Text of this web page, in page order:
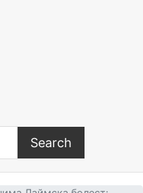
Search